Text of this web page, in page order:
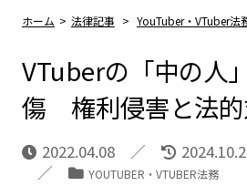
ホーム > 法律記事 > YouTuber・VTuber法
VTuberの「中の人
傷 権利侵害と法的
2022.04.08
YOUTUBER・VTUBER法務